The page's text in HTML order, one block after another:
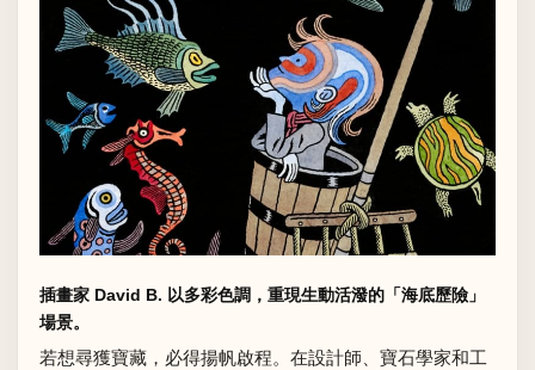
插畫家 David B. 以多彩色調，重現生動活潑的「海底歷險」
場景。
若想尋獲寶藏，必得揚帆啟程。在設計師、寶石學家和工